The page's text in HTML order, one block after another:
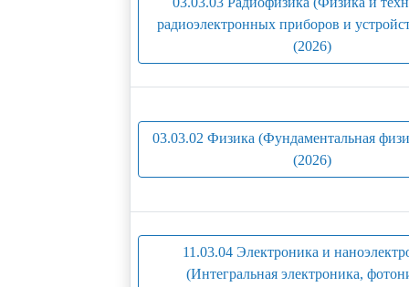
радиоэлектронных приборов и
(2026)
03.03.02 Физика (Фундаментальная
(2026)
11.03.04 Электроника и
(Интегральная электроника,